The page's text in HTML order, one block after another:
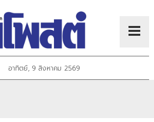
อาทิตย์, 9 สิงหาคม 2569